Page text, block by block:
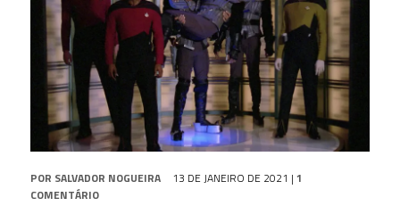
POR SALVADOR NOGUEIRA 13 DE JANEIRO DE 2021 | 1
COMENTÁRIO